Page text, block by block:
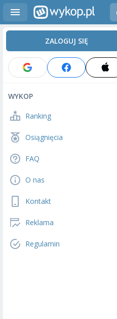
ZALOGUJ SIĘ
WYKOP
Ranking
Osiągnięcia
FAQ
O nas
Kontakt
Reklama
Regulamin